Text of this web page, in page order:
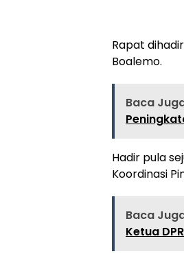
Rapat
Boalemo.
Baca
Hadir pula
Koordinasi
Baca
Ketua